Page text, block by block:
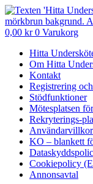
0,00 kr 0 Varukorg
Hitta
Om Hitta
Kontakt
Registrering
Stödfunktioner
Mötesplatsen
Rekryterings-
Användarvillkor
KO – blankett
Cookiepolicy
Annonsavtal